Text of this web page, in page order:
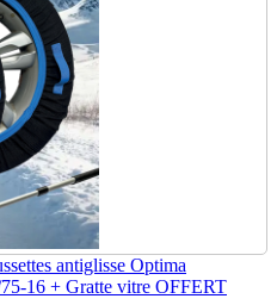
antiglisse Optima
16 + Gratte vitre OFFERT